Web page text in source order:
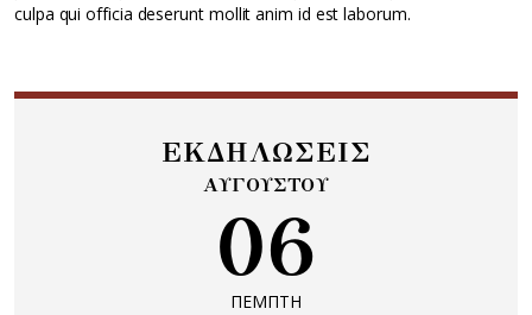
culpa qui officia deserunt mollit anim id est laborum.
ΕΚΔΗΛΩΣΕΙΣ
ΑΥΓΟΥΣΤΟΥ
06
ΠΕΜΠΤΗ